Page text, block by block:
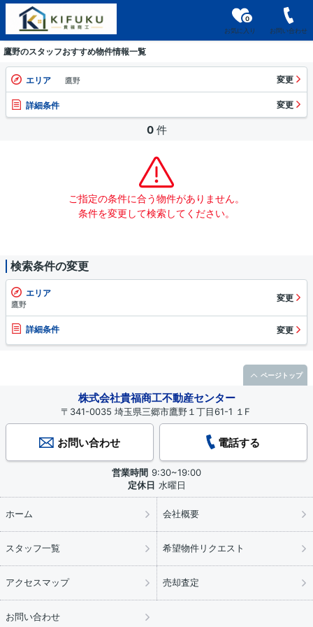
お気に入り
0
お問い合わせ
鷹野のスタッフおすすめ物件情報一覧
エリア 鷹野 変更
詳細条件 変更
0 件
ご指定の条件に合う物件がありません。
条件を変更して検索してください。
検索条件の変更
エリア
鷹野
変更
詳細条件 変更
株式会社貴福商工不動産センター
〒341-0035 埼玉県三郷市鷹野１丁目61-1 １F
お問い合わせ 電話する
営業時間 9:30~19:00
定休日 水曜日
ホーム 会社概要
スタッフ一覧 希望物件リクエスト
アクセスマップ 売却査定
お問い合わせ
ページトップ